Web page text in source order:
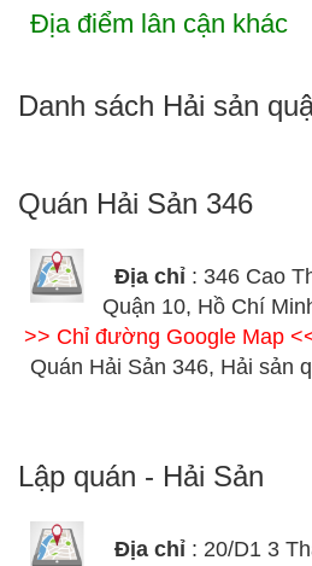
Địa điểm lân cận khác
Danh sách Hải sản
Quán Hải Sản 346
Địa chỉ : 346 Cao
Quận 10, Hồ Chí
>> Chỉ đường Google Map
Quán Hải Sản 346, Hải sản
Lập quán - Hải Sản
Địa chỉ : 20/D1 3